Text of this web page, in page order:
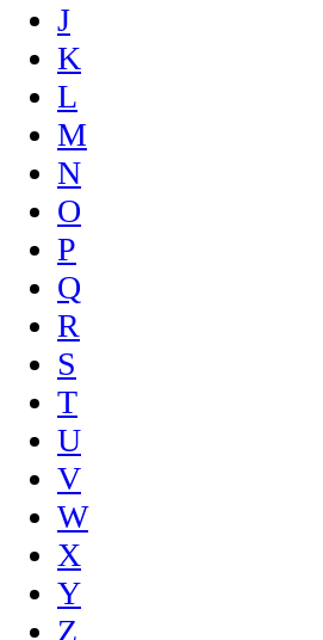
J
K
L
M
N
O
P
Q
R
S
T
U
V
W
X
Y
Z